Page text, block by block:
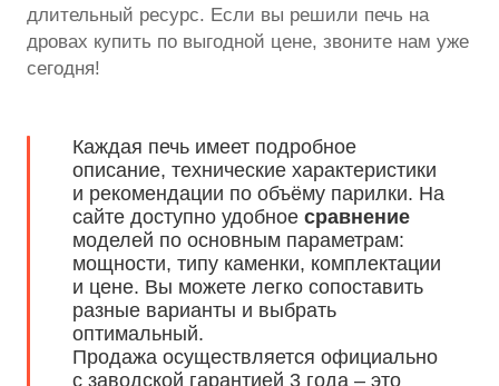
длительный ресурс. Если вы решили печь на
дровах купить по выгодной цене, звоните нам уже
сегодня!
Каждая печь имеет подробное
описание, технические характеристики
и рекомендации по объёму парилки. На
сайте доступно удобное сравнение
моделей по основным параметрам:
мощности, типу каменки, комплектации
и цене. Вы можете легко сопоставить
разные варианты и выбрать
оптимальный.
Продажа осуществляется официально
с заводской гарантией 3 года – это